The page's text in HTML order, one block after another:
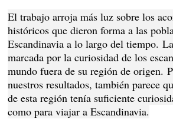
El trabajo arroja más luz sobre los
históricos que dieron forma a las
Escandinavia a lo largo del tiempo.
marcada por la curiosidad de los
mundo fuera de su región de origen.
nuestros resultados, también parece
de esta región tenía suficiente
como para viajar a Escandinavia.